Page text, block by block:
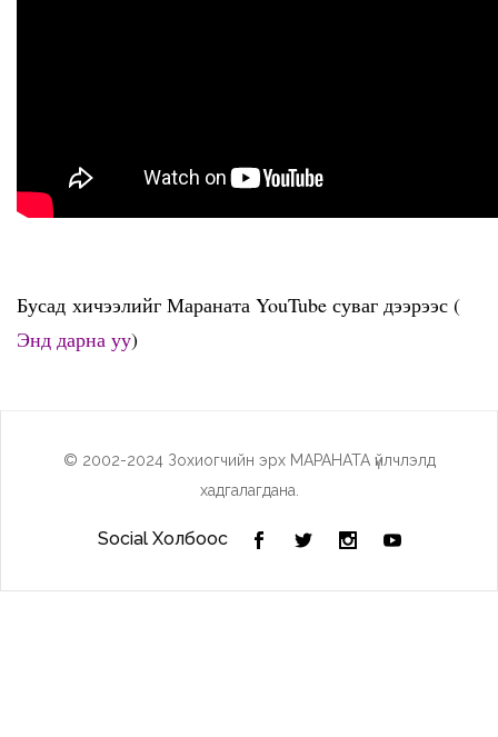
Бусад хичээлийг Мараната YouTube суваг дээрээс (
Энд дарна уу)
© 2002-2024 Зохиогчийн эрх МАРАНАТА үйлчлэлд
хадгалагдана.
Social Холбоос